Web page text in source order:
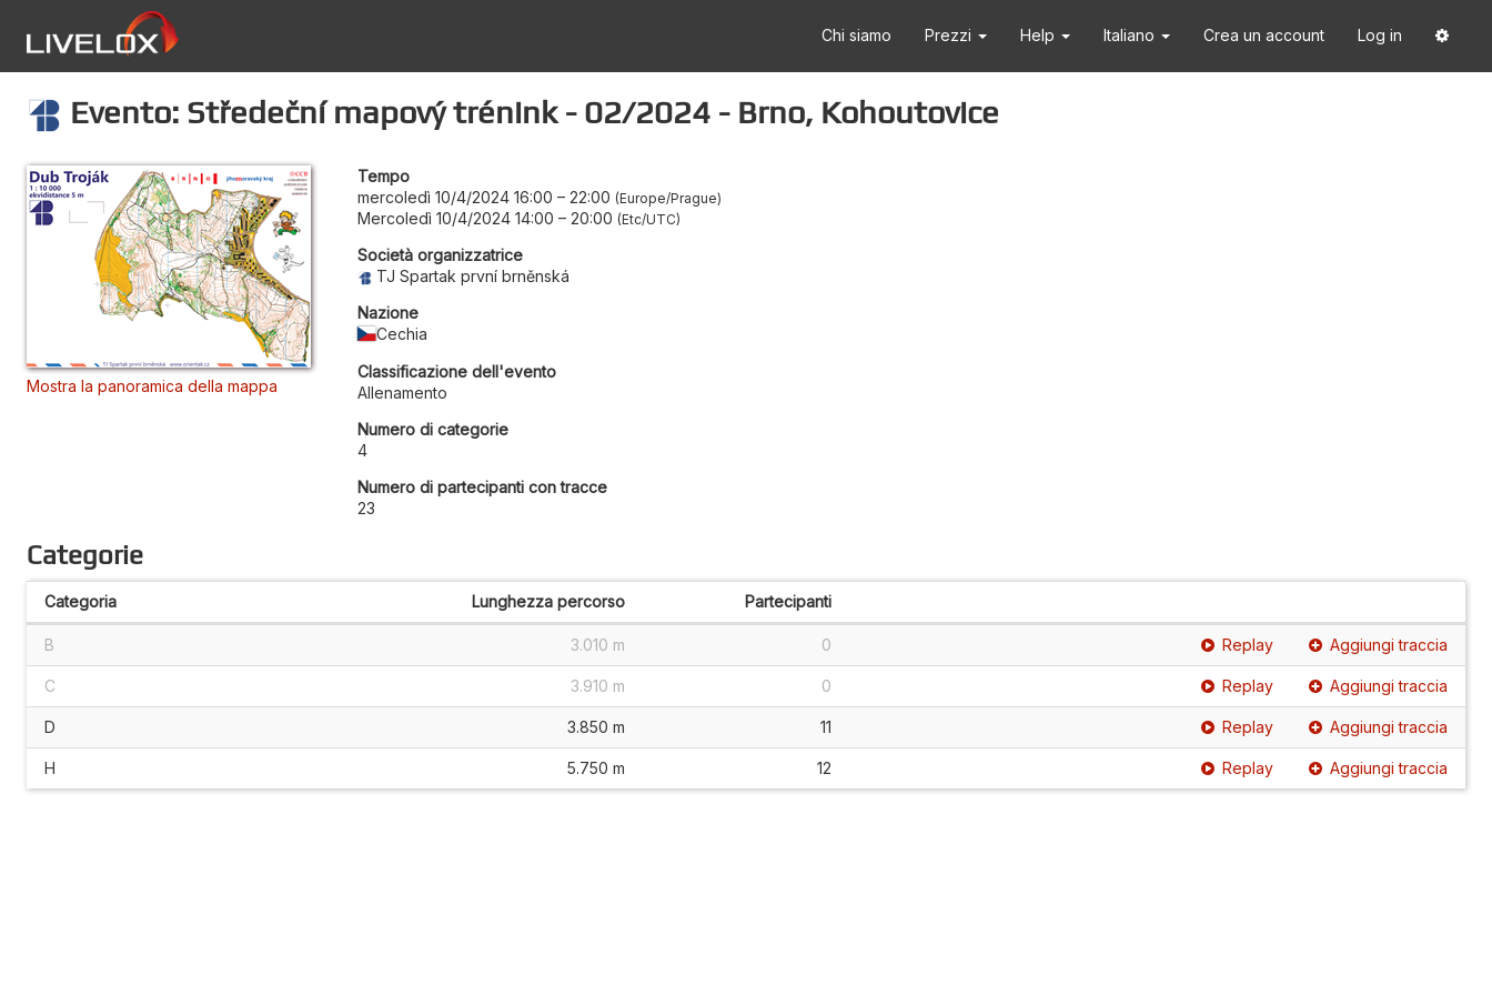
Chi siamo Prezzi Help Italiano Crea un account Log in
Evento: Středeční mapový trénink - 02/2024 - Brno, Kohoutovice
Mostra la panoramica della mappa
Tempo
mercoledì 10/4/2024 16:00 – 22:00 Europe/Prague
Mercoledì 10/4/2024 14:00 – 20:00 Etc/UTC
Società organizzatrice
TJ Spartak první brněnská
Nazione
Cechia
Classificazione dell'evento
Allenamento
Numero di categorie
4
Numero di partecipanti con tracce
23
Categorie
Categoria Lunghezza percorso Partecipanti
B 3.010 m 0 Replay Aggiungi traccia
C 3.910 m 0 Replay Aggiungi traccia
D 3.850 m 11 Replay Aggiungi traccia
H 5.750 m 12 Replay Aggiungi traccia